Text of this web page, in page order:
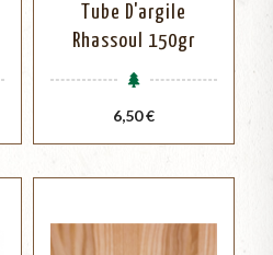
Tube D'argile
Rhassoul 150gr
Prix
6,50 €